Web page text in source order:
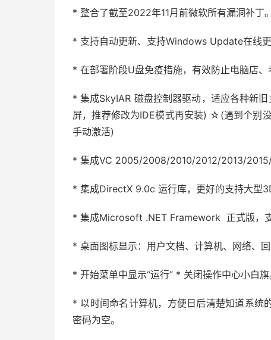
* 整合了截至2022年11月前微软所有漏洞补丁。
* 支持自动更新、支持Windows Update在线更
* 在部署阶段U盘免疫措施，有效防止电脑店、
* 集成SkyIAR 磁盘控制器驱动，适应各种新
屏，推荐修改为IDE模式再安装) ☆(遇到个别
手动激活)
* 集成VC 2005/2008/2010/2012/2013/2015/
* 集成DirectX 9.0c 运行库，更好的支持大型
* 集成Microsoft .NET Framework 正式版，支
* 桌面图标显示：用户文档、计算机、网络、
* 开始菜单中显示“运行” * 关闭操作中心小白
* 以时间命名计算机，方便日后清楚知道系统
密码为空。